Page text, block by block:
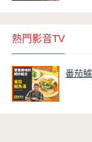
熱門影音TV
番茄